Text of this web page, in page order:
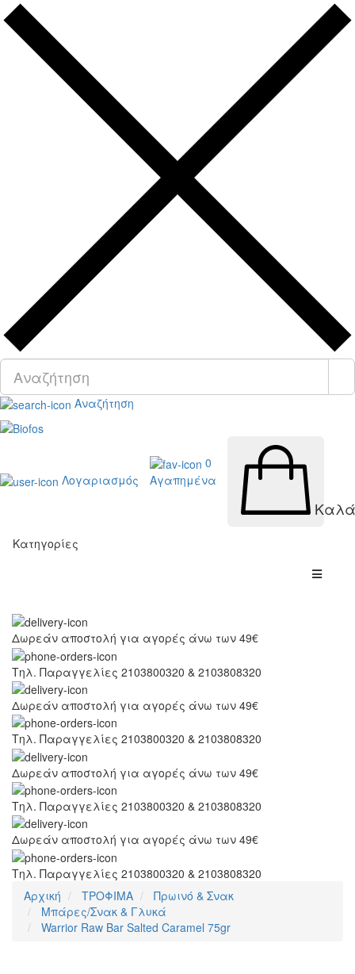
Αναζήτηση
Λογαριασμός
0
Αγαπημένα
Κατηγορίες
Δωρεάν αποστολή για αγορές άνω των 49€
Τηλ. Παραγγελίες 2103800320 & 2103808320
Δωρεάν αποστολή για αγορές άνω των 49€
Τηλ. Παραγγελίες 2103800320 & 2103808320
Δωρεάν αποστολή για αγορές άνω των 49€
Τηλ. Παραγγελίες 2103800320 & 2103808320
Δωρεάν αποστολή για αγορές άνω των 49€
Τηλ. Παραγγελίες 2103800320 & 2103808320
Αρχική
ΤΡΟΦΙΜΑ
Πρωινό & Σνακ
Μπάρες/Σνακ & Γλυκά
Warrior Raw Bar Salted Caramel 75gr